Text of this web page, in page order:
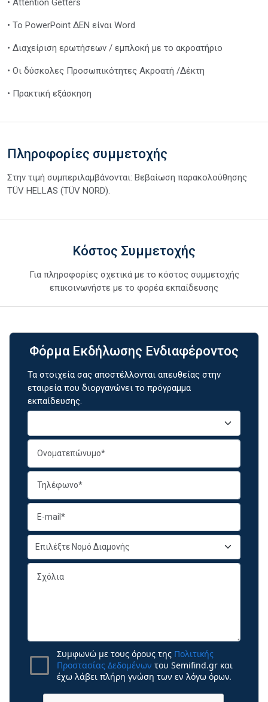
• Attention Getters
• Το PowerPoint ΔΕΝ είναι Word
• Διαχείριση ερωτήσεων / εμπλοκή με το ακροατήριο
• Οι δύσκολες Προσωπικότητες Ακροατή /Δέκτη
• Πρακτική εξάσκηση
Πληροφορίες συμμετοχής
Στην τιμή συμπεριλαμβάνονται: Βεβαίωση παρακολούθησης
TÜV HELLAS (TÜV NORD).
Κόστος Συμμετοχής
Για πληροφορίες σχετικά με το κόστος συμμετοχής
επικοινωνήστε με το φορέα εκπαίδευσης
Φόρμα Εκδήλωσης Ενδιαφέροντος
Τα στοιχεία σας αποστέλλονται απευθείας στην
εταιρεία που διοργανώνει το πρόγραμμα
εκπαίδευσης.
Συμφωνώ με τους όρους της Πολιτικής
Προστασίας Δεδομένων του Semifind.gr και
έχω λάβει πλήρη γνώση των εν λόγω όρων.